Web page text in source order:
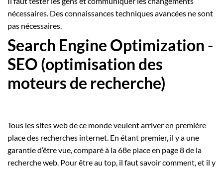
nécessaires. Des connaissances techniques avancées ne sont
pas nécessaires.
Search Engine Optimization -
SEO (optimisation des
moteurs de recherche)
Tous les sites web de ce monde veulent arriver en première
place des recherches internet. En étant premier, il y a une
garantie d’être vue, comparé à la 68e place en page 8 de la
recherche web. Pour être au top, il faut savoir comment, et il y